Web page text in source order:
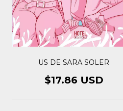
US DE SARA SOLER
$17.86 USD